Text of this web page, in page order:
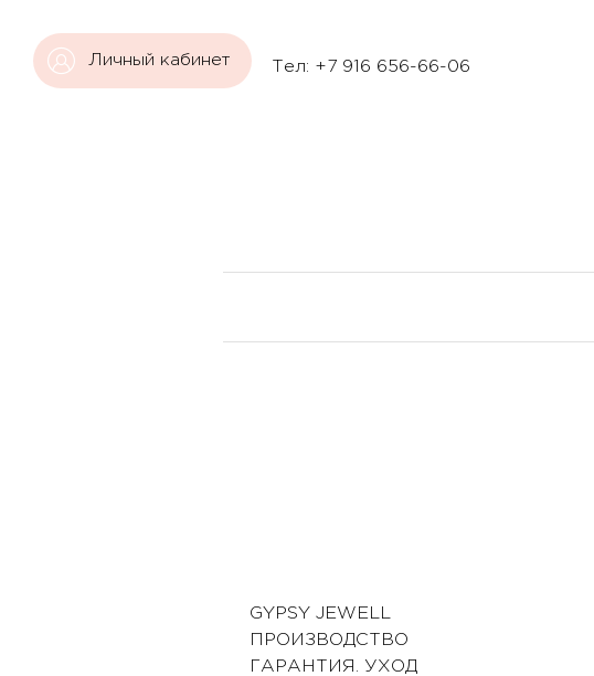
Тел: +7 916 656-66-06
GYPSY JEWELL
ПРОИЗВОДСТВО
ГАРАНТИЯ. УХОД
Личный кабинет